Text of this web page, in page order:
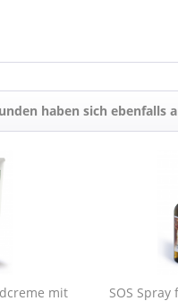
haben sich ebenfalls
mit
SOS